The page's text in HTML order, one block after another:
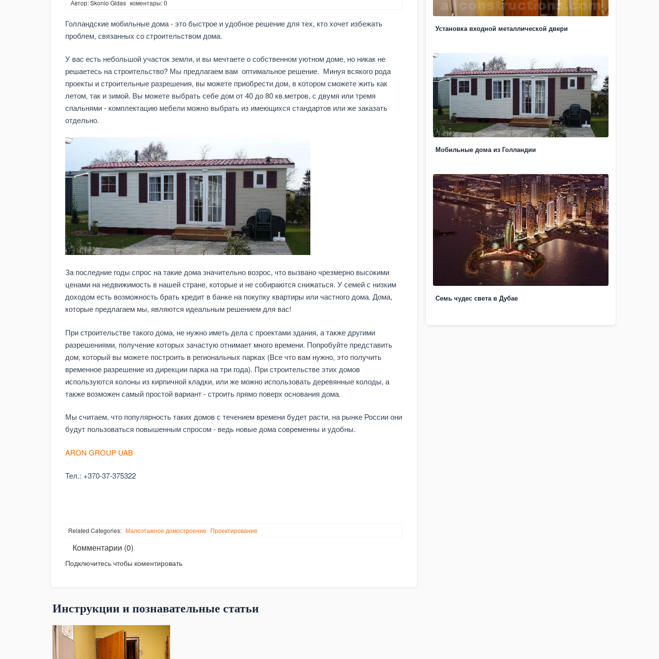
Автор: Skonio Gidas коментары: 0
Голландские мобильные дома - это быстрое и удобное решение для тех, кто хочет избежать
проблем, связанных со строительством дома.
У вас есть небольшой участок земли, и вы мечтаете о собственном уютном доме, но никак не
решаетесь на строительство? Мы предлагаем вам оптимальное решение. Минуя всякого рода
проекты и строительные разрешения, вы можете приобрести дом, в котором сможете жить как
летом, так и зимой. Вы можете выбрать себе дом от 40 до 80 кв.метров, с двумя или тремя
спальнями - комплектацию мебели можно выбрать из имеющихся стандартов или же заказать
отдельно.
За последние годы спрос на такие дома значительно возрос, что вызвано чрезмерно высокими
ценами на недвижимость в нашей стране, которые и не собираются снижаться. У семей с низким
доходом есть возможность брать кредит в банке на покупку квартиры или частного дома. Дома,
которые предлагаем мы, являются идеальным решением для вас!
При строительстве такого дома, не нужно иметь дела с проектами здания, а также другими
разрешениями, получение которых зачастую отнимает много времени. Попробуйте представить
дом, который вы можете построить в региональных парках (Все что вам нужно, это получить
временное разрешение из дирекции парка на три года). При строительстве этих домов
используются колоны из кирпичной кладки, или же можно использовать деревянные колоды, а
также возможен самый простой вариант - строить прямо поверх основания дома.
Мы считаем, что популярность таких домов с течением времени будет расти, на рынке России они
будут пользоваться повышенным спросом - ведь новые дома современны и удобны.
ARON GROUP UAB
Тел.: +370-37-375322
Related Categories: Малоэтажное домостроение Проектирование
Комментарии (0)
Подключитесь чтобы коментировать
Инструкции и познавательные статьи
Установка входной металлической двери
Мобильные дома из Голландии
Семь чудес света в Дубае